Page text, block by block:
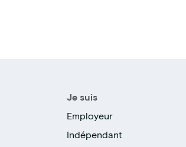
Je suis
Employeur
Indépendant